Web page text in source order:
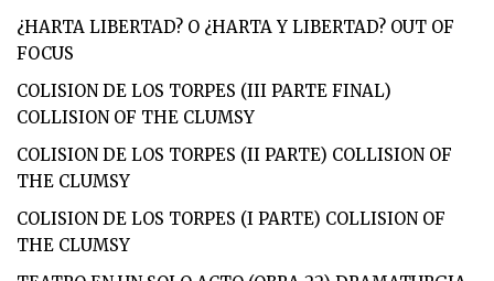
¿HARTA LIBERTAD? O ¿HARTA Y LIBERTAD? OUT OF
FOCUS
COLISION DE LOS TORPES (III PARTE FINAL)
COLLISION OF THE CLUMSY
COLISION DE LOS TORPES (II PARTE) COLLISION OF
THE CLUMSY
COLISION DE LOS TORPES (I PARTE) COLLISION OF
THE CLUMSY